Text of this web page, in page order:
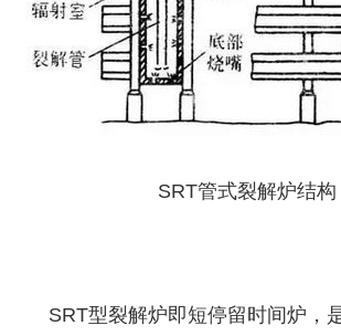
SRT管式裂解炉结构
SRT型裂解炉即短停留时间炉，